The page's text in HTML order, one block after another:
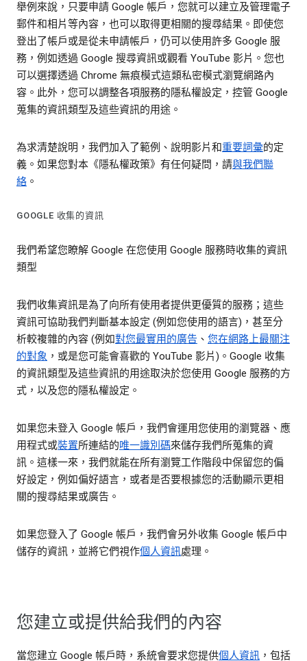
舉例來說，只要申請 Google 帳戶，您就可以建立及管理電子
郵件和相片等內容，也可以取得更相關的搜尋結果。即使您
登出了帳戶或是從未申請帳戶，仍可以使用許多 Google 服
務，例如透過 Google 搜尋資訊或觀看 YouTube 影片。您也
可以選擇透過 Chrome 無痕模式這類私密模式瀏覽網路內
容。此外，您可以調整各項服務的隱私權設定，控管 Google
蒐集的資訊類型及這些資訊的用途。
為求清楚說明，我們加入了範例、說明影片和重要詞彙的定
義。如果您對本《隱私權政策》有任何疑問，請與我們聯
絡 。
GOOGLE 收集的資訊
我們希望您瞭解 Google 在您使用 Google 服務時收集的資訊
類型
我們收集資訊是為了向所有使用者提供更優質的服務；這些
資訊可協助我們判斷基本設定 (例如您使用的語言)，甚至分
析較複雜的內容 (例如對您最實用的廣告 、 您在網路上最關注
的對象 ，或是您可能會喜歡的 YouTube 影片)。Google 收集
的資訊類型及這些資訊的用途取決於您使用 Google 服務的方
式，以及您的隱私權設定。
如果您未登入 Google 帳戶，我們會運用您使用的瀏覽器、應
用程式或裝置所連結的唯一識別碼來儲存我們所蒐集的資
訊。這樣一來，我們就能在所有瀏覽工作階段中保留您的偏
好設定，例如偏好語言，或者是否要根據您的活動顯示更相
關的搜尋結果或廣告。
如果您登入了 Google 帳戶，我們會另外收集 Google 帳戶中
儲存的資訊，並將它們視作個人資訊處理。
您建立或提供給我們的內容
當您建立 Google 帳戶時，系統會要求您提供個人資訊 ，包括